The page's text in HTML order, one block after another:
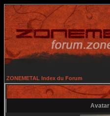
ZONEMETAL Index du Forum
Avatar